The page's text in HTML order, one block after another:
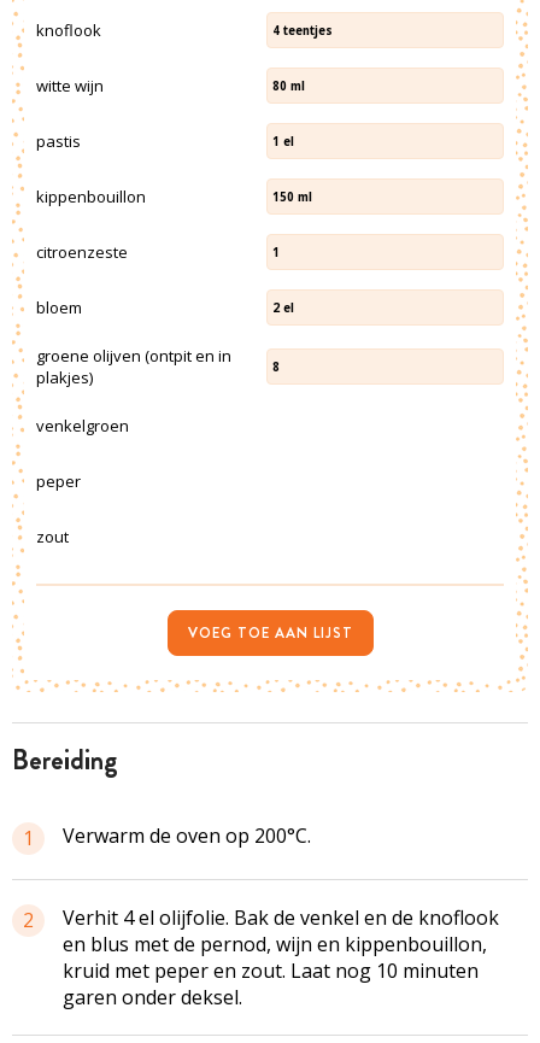
bereiding
1 Verwarm de oven op 200°C.
2
Verhit 4 el olijfolie. Bak de venkel en de knoflook
en blus met de pernod, wijn en kippenbouillon,
kruid met peper en zout. Laat nog 10 minuten
garen onder deksel.
knoflook 4 teentjes
witte wijn 80 ml
pastis 1 el
kippenbouillon 150 ml
citroenzeste 1
bloem 2 el
groene olijven (ontpit en in
plakjes)
8
venkelgroen
peper
zout
VOEG TOE AAN LIJST